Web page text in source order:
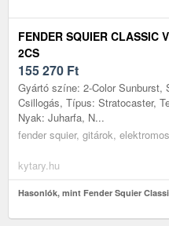
FENDER SQUIER CLASSIC
2CS
155 270 Ft
Gyártó színe: 2-Color
Csillogás, Típus: Stratocaster,
Nyak: Juharfa, N...
fender squier, gitárok,
kytary.hu
Hasonlók, mint Fender Squier